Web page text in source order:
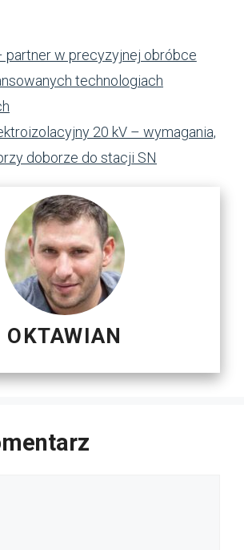
partner w precyzyjnej obróbce
technologiach
20 kV – wymagania,
doborze do stacji SN
OKTAWIAN